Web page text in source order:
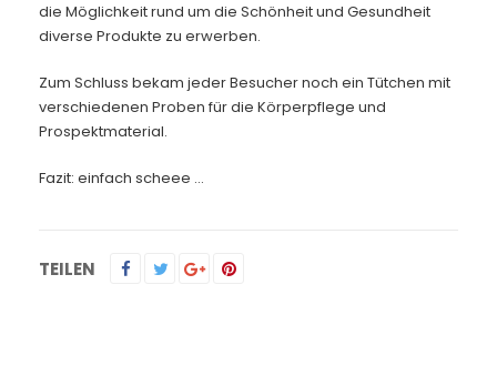
die Möglichkeit rund um die Schönheit und Gesundheit
diverse Produkte zu erwerben.
Zum Schluss bekam jeder Besucher noch ein Tütchen mit
verschiedenen Proben für die Körperpflege und
Prospektmaterial.
Fazit: einfach scheee …
TEILEN